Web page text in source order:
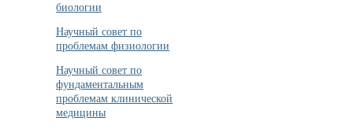
биологии
Научный совет по
проблемам физиологии
Научный совет по
фундаментальным
проблемам клинической
медицины